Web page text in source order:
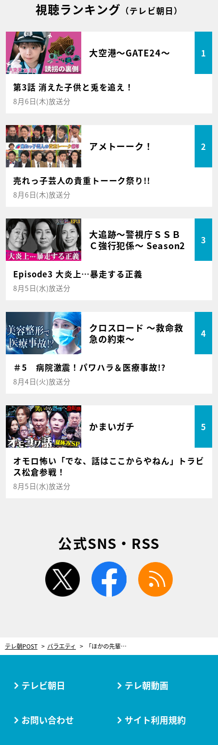
視聴ランキング （テレビ朝日）
大空港～GATE24～ 1
第3話 消えた子供と兎を追え！
8月6日(木)放送分
アメトーーク！ 2
売れっ子芸人の貴重トーーク祭り!!
8月6日(木)放送分
大追跡～警視庁ＳＳＢ
Ｃ強行犯係～ Season2
3
Episode3 大炎上…暴走する正義
8月5日(水)放送分
クロスロード ～救命救
急の約束～
4
＃5 病院激震！パワハラ＆医療事故!?
8月4日(火)放送分
かまいガチ 5
オモロ怖い「でな、話はここからやねん」トラビ
ス松倉参戦！
8月5日(水)放送分
公式SNS・RSS
twitter facebook
テレ朝POST バラエティ 「ほかの先輩とご飯はNG」河合郁人、後輩に課す“鉄の掟” 「メンヘラ彼女みたい」共演者ドン引き
テレビ朝日 テレ朝動画
お問い合わせ サイト利用規約